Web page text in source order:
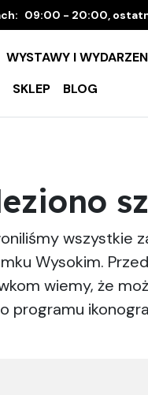
09:00 - 20:00,
WYSTAWY I
SKLEP BLOG
wszystkie
Wysokim.
wiemy, że
programu